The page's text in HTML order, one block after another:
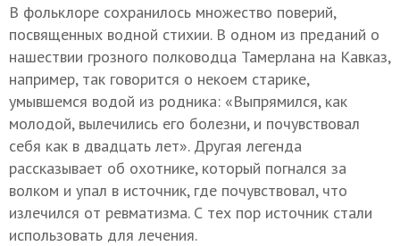
В фольклоре сохранилось множество поверий,
посвященных водной стихии. В одном из преданий о
нашествии грозного полководца Тамерлана на Кавказ,
например, так говорится о некоем старике,
умывшемся водой из родника: «Выпрямился, как
молодой, вылечились его болезни, и почувствовал
себя как в двадцать лет». Другая легенда
рассказывает об охотнике, который погнался за
волком и упал в источник, где почувствовал, что
излечился от ревматизма. С тех пор источник стали
использовать для лечения.